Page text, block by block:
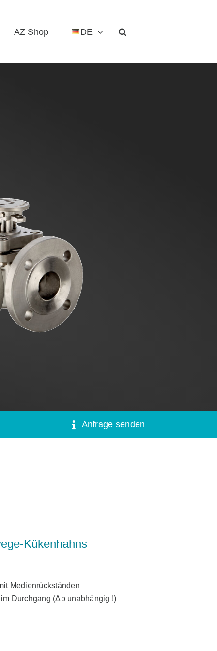
AZ Shop DE
Anfrage senden
Kükenhahns
Medienrückständen
Durchgang (Δp unabhängig !)